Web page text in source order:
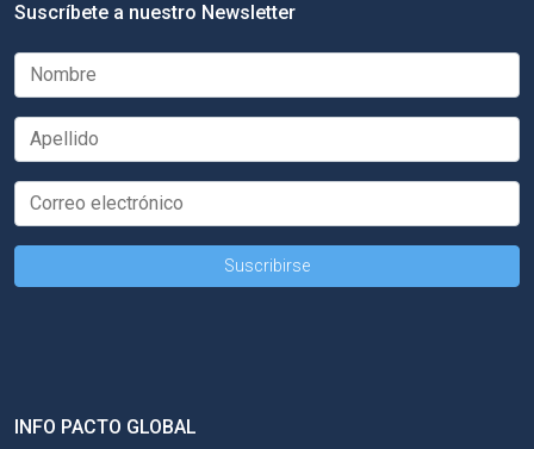
Suscríbete a nuestro Newsletter
INFO PACTO GLOBAL